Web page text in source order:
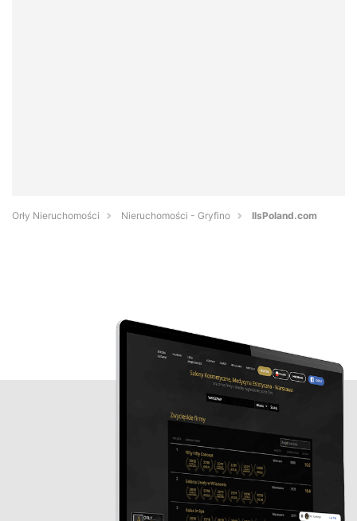
Orły Nieruchomości Nieruchomości - Gryfino IlsPoland.com